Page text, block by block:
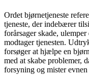
Ordet bjørnetjeneste
tjeneste, der indebærer
forårsager skade,
modtager tjenesten.
forsøger at hjælpe en
med at skabe problemer,
forsyning og mister